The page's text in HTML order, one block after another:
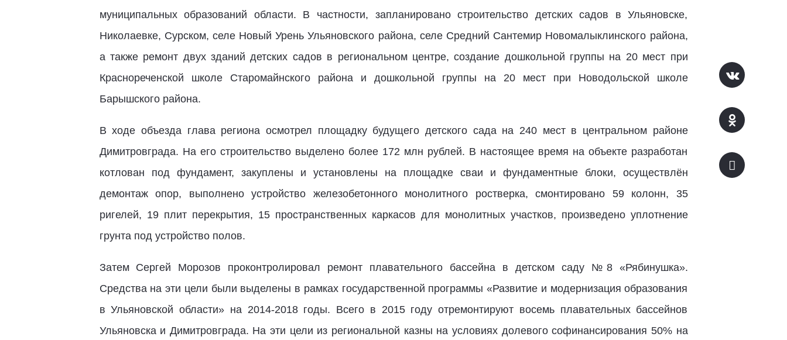
муниципальных образований области. В частности, запланировано строительство детских садов в Ульяновске,
Николаевке, Сурском, селе Новый Урень Ульяновского района, селе Средний Сантемир Новомалыклинского района,
а также ремонт двух зданий детских садов в региональном центре, создание дошкольной группы на 20 мест при
Краснореченской школе Старомайнского района и дошкольной группы на 20 мест при Новодольской школе
Барышского района.
В ходе объезда глава региона осмотрел площадку будущего детского сада на 240 мест в центральном районе
Димитровграда. На его строительство выделено более 172 млн рублей. В настоящее время на объекте разработан
котлован под фундамент, закуплены и установлены на площадке сваи и фундаментные блоки, осуществлён
демонтаж опор, выполнено устройство железобетонного монолитного ростверка, смонтировано 59 колонн, 35
ригелей, 19 плит перекрытия, 15 пространственных каркасов для монолитных участков, произведено уплотнение
грунта под устройство полов.
Затем Сергей Морозов проконтролировал ремонт плавательного бассейна в детском саду №8 «Рябинушка».
Средства на эти цели были выделены в рамках государственной программы «Развитие и модернизация образования
в Ульяновской области» на 2014-2018 годы. Всего в 2015 году отремонтируют восемь плавательных бассейнов
Ульяновска и Димитровграда. На эти цели из региональной казны на условиях долевого софинансирования 50% на